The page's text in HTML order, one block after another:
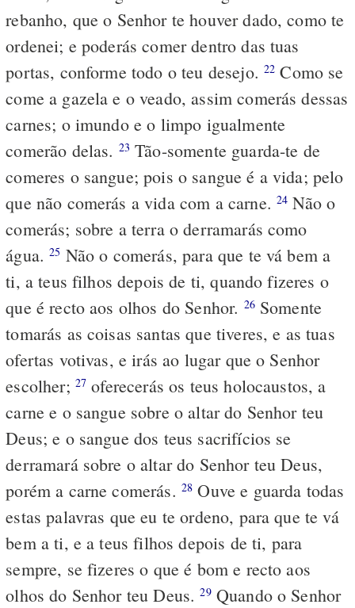
rebanho, que o Senhor te houver dado, como te
ordenei; e poderás comer dentro das tuas
portas, conforme todo o teu desejo. 22 Como se
come a gazela e o veado, assim comerás dessas
carnes; o imundo e o limpo igualmente
comerão delas. 23 Tão-somente guarda-te de
comeres o sangue; pois o sangue é a vida; pelo
que não comerás a vida com a carne. 24 Não o
comerás; sobre a terra o derramarás como
água.25 Não o comerás, para que te vá bem a
ti, a teus filhos depois de ti, quando fizeres o
que é recto aos olhos do Senhor. 26Somente
tomarás as coisas santas que tiveres, e as tuas
ofertas votivas, e irás ao lugar que o Senhor
escolher; 27 oferecerás os teus holocaustos, a
carne e o sangue sobre o altar do Senhor teu
Deus; e o sangue dos teus sacrifícios se
derramará sobre o altar do Senhor teu Deus,
porém a carne comerás. 28 Ouve e guarda todas
estas palavras que eu te ordeno, para que te vá
bem a ti, e a teus filhos depois de ti, para
sempre, se fizeres o que é bom e recto aos
olhos do Senhor teu Deus.29Quando o Senhor